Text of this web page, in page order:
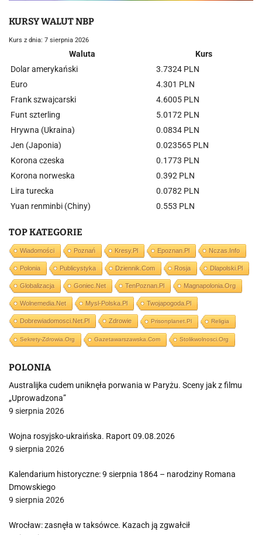
KURSY WALUT NBP
Kurs z dnia: 7 sierpnia 2026
Waluta
Kurs
Dolar amerykański
3.7324 PLN
Euro
4.301 PLN
Frank szwajcarski
4.6005 PLN
Funt szterling
5.0172 PLN
Hrywna (Ukraina)
0.0834 PLN
Jen (Japonia)
0.023565 PLN
Korona czeska
0.1773 PLN
Korona norweska
0.392 PLN
Lira turecka
0.0782 PLN
Yuan renminbi (Chiny)
0.553 PLN
TOP KATEGORIE
Wiadomości Poznań Kresy.pl Epoznan.pl Nczas.info
Polonia Publicystyka Dziennik.com Rosja Dlapolski.pl
Globalizacja Goniec.net TenPoznan.pl Magnapolonia.org
Wolnemedia.net Mysl-Polska.pl Twojapogoda.pl
Dobrewiadomosci.net.pl Zdrowie Prisonplanet.pl Religia
Sekrety-Zdrowia.org Gazetawarszawska.com Stolikwolnosci.org
POLONIA
Australijka cudem uniknęła porwania w Paryżu. Sceny jak z filmu
„Uprowadzona”
9 sierpnia 2026
Wojna rosyjsko-ukraińska. Raport 09.08.2026
9 sierpnia 2026
Kalendarium historyczne: 9 sierpnia 1864 – narodziny Romana
Dmowskiego
9 sierpnia 2026
Wrocław: zasnęła w taksówce. Kazach ją zgwałcił